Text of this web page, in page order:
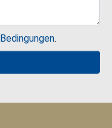
Bedingungen.